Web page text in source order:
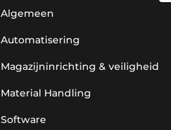
Algemeen
Automatisering
Magazijninrichting & veiligheid
Material Handling
Software